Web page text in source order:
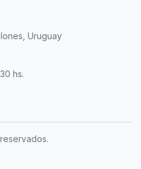
Uruguay
hs.